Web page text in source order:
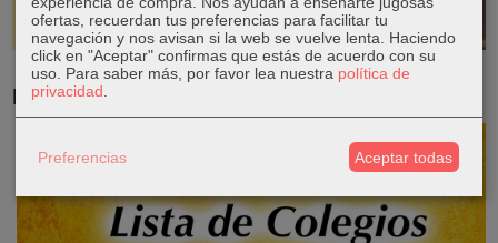
RESERVA TUS LIBROS DE TEXTO
ofertas, recuerdan tus preferencias para facilitar tu
navegación y nos avisan si la web se vuelve lenta. Haciendo
click en "Aceptar" confirmas que estás de acuerdo con su
uso. Para saber más, por favor lea nuestra política de
privacidad
Preferencias Aceptar todas